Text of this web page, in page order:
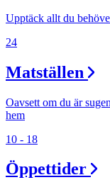
Upptäck allt du
24
Matställen
Oavsett om du är
hem
10 - 18
Öppettider